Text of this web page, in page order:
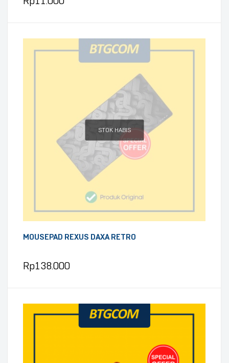
STOK HABIS
MOUSEPAD REXUS DAXA RETRO
Rp138.000